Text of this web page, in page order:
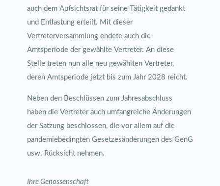
auch dem Aufsichtsrat für seine Tätigkeit gedankt
und Entlastung erteilt. Mit dieser
Vertreterversammlung endete auch die
Amtsperiode der gewählte Vertreter. An diese
Stelle treten nun alle neu gewählten Vertreter,
deren Amtsperiode jetzt bis zum Jahr 2028 reicht.
Neben den Beschlüssen zum Jahresabschluss
haben die Vertreter auch umfangreiche Änderungen
der Satzung beschlossen, die vor allem auf die
pandemiebedingten Gesetzesänderungen des GenG
usw. Rücksicht nehmen.
Ihre Genossenschaft